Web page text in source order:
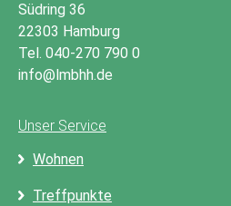
Südring 36
22303 Hamburg
Tel. 040-270 790 0
info@lmbhh.de
Unser Service
Wohnen
Treffpunkte